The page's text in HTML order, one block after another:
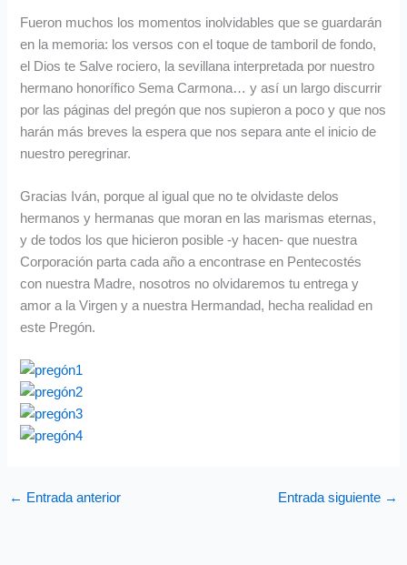
Fueron muchos los momentos inolvidables que se guardarán
en la memoria: los versos con el toque de tamboril de fondo,
el Dios te Salve rociero, la sevillana interpretada por nuestro
hermano honorífico Sema Carmona… y así un largo discurrir
por las páginas del pregón que nos supieron a poco y que nos
harán más breves la espera que nos separa ante el inicio de
nuestro peregrinar.
Gracias Iván, porque al igual que no te olvidaste delos
hermanos y hermanas que moran en las marismas eternas,
y de todos los que hicieron posible -y hacen- que nuestra
Corporación parta cada año a encontrase en Pentecostés
con nuestra Madre, nosotros no olvidaremos tu entrega y
amor a la Virgen y a nuestra Hermandad, hecha realidad en
este Pregón.
← Entrada anterior Entrada siguiente →